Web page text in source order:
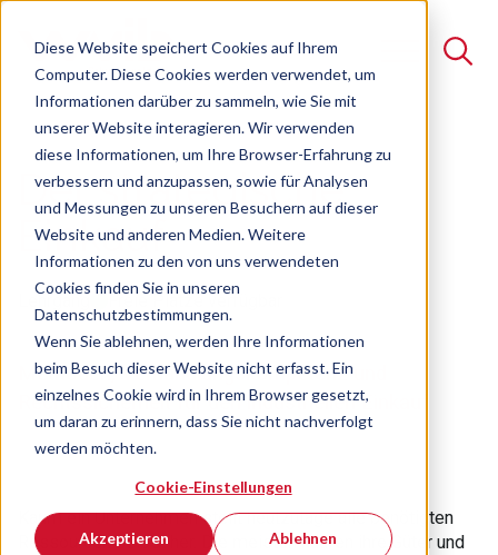
Diese Website speichert Cookies auf Ihrem
Computer. Diese Cookies werden verwendet, um
Informationen darüber zu sammeln, wie Sie mit
unserer Website interagieren. Wir verwenden
diese Informationen, um Ihre Browser-Erfahrung zu
verbessern und anzupassen, sowie für Analysen
und Messungen zu unseren Besuchern auf dieser
Website und anderen Medien. Weitere
Informationen zu den von uns verwendeten
Cookies finden Sie in unseren
Datenschutzbestimmungen.
Wenn Sie ablehnen, werden Ihre Informationen
beim Besuch dieser Website nicht erfasst. Ein
einzelnes Cookie wird in Ihrem Browser gesetzt,
um daran zu erinnern, dass Sie nicht nachverfolgt
werden möchten.
Cookie-Einstellungen
Akzeptieren Ablehnen
Suche
Es gibt keine Vorschläge, da das Suchfeld leer ist.
Der strategische
Einkauf
Lehrgang Freie Plätze verfügbar
Methoden, Verhandlungskompetenz und
Rechtssicherheit für den industriellen Einkauf
Kaum ein Unternehmen stellt heutzutage alle benötigten
Ressourcen selbst her. Die meisten kaufen ihre Güter und